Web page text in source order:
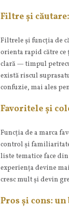
Filtre și
Filtrele și funcția de
orienta rapid către
clară — timpul
există riscul
confuzie, mai ales
Favoritele și
Funcția de a marca
control și
liste tematice face
experiența devine
cresc mult și devin
Pros și cons: